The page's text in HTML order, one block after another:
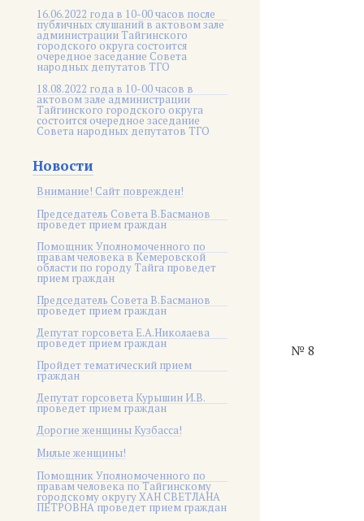
16.06.2022 года в 10-00 часов после
публичных слушаний в актовом зале
администрации Тайгинского
городского округа состоится
очередное заседание Совета
народных депутатов ТГО
18.08.2022 года в 10-00 часов в
актовом зале администрации
Тайгинского городского округа
состоится очередное заседание
Совета народных депутатов ТГО
Новости
Внимание! Сайт поврежден!
Председатель Совета В.Басманов
проведет прием граждан
Помощник Уполномоченного по
правам человека в Кемеровской
области по городу Тайга проведет
прием граждан
Председатель Совета В.Басманов
проведет прием граждан
Депутат горсовета Е.А.Николаева
проведет прием граждан
Пройдет тематический прием
граждан
Депутат горсовета Курышин И.В.
проведет прием граждан
Дорогие женщины Кузбасса!
Милые женщины!
Помощник Уполномоченного по
правам человека по Тайгинскому
городскому округу ХАН СВЕТЛАНА
ПЕТРОВНА проведет прием граждан
№ 8